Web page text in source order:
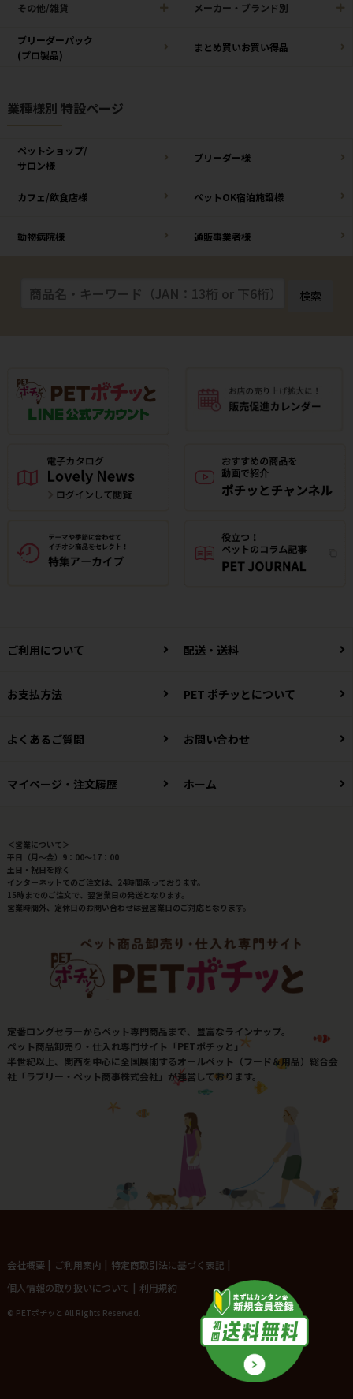
その他/雑貨 メーカー・ブランド別
ブリーダーパック
(プロ製品)
まとめ買いお買い得品
業種様別 特設ページ
ペットショップ/
サロン様
ブリーダー様
カフェ/飲食店様 ペットOK宿泊施設様
動物病院様 通販事業者様
検索
ご利用について 配送・送料
お支払方法 PET ポチッとについて
よくあるご質問 お問い合わせ
マイページ・注文履歴 ホーム
＜営業について＞
平日（月～金）9：00～17：00
土日・祝日を除く
インターネットでのご注文は、24時間承っております。
15時までのご注文で、翌営業日の発送となります。
営業時間外、定休日のお問い合わせは翌営業日のご対応となります。
定番ロングセラーからペット専門商品まで、豊富なラインナップ。
ペット商品卸売り・仕入れ専門サイト「PETポチッと」
半世紀以上、関西を中心に全国展開するオールペット（フード＆用品）総合会
社「ラブリー・ペット商事株式会社」が運営しております。
会社概要 ご利用案内 特定商取引法に基づく表記
個人情報の取り扱いについて
利用規約
© PETポチッと All Rights Reserved.